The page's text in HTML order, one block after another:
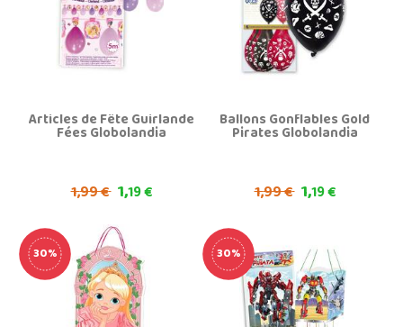
Articles de Fête Guirlande
Fées Globolandia
1,99 € 1,19 €
Ballons Gonflables Gold
Pirates Globolandia
1,99 € 1,19 €
30% 30%